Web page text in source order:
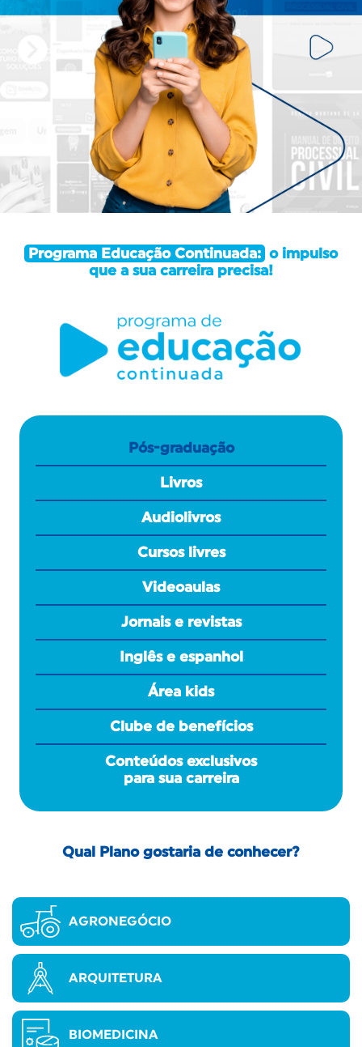
Programa Educação Continuada: o impulso
que a sua carreira precisa!
Pós-graduação
Livros
Audiolivros
Cursos livres
Videoaulas
Jornais e revistas
Inglês e espanhol
Área kids
Clube de benefícios
Conteúdos exclusivos
para sua carreira
Qual Plano gostaria de conhecer?
AGRONEGÓCIO
ARQUITETURA
BIOMEDICINA